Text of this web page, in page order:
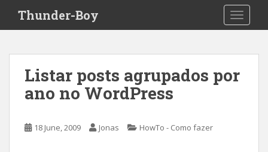
i
Thunder-Boy
Listar posts agrupados por
ano no WordPress
18 June, 2009 Jonas HowTo - Como fazer